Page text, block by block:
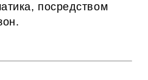
посредством